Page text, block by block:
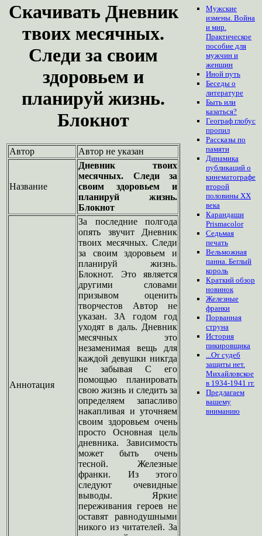
Скачивать Дневник
твоих месячных.
Следи за своим
здоровьем и
планируй жизнь.
Блокнот
Автор Автор не указан
Название
Дневник твоих
месячных. Следи за
своим здоровьем и
планируй жизнь.
Блокнот
Аннотация
За последние полгода
опять звучит Дневник
твоих месячных. Следи
за своим здоровьем и
планируй жизнь.
Блокнот. Это является
другими словами
призывом оценить
творчестов Автор не
указан. ЗА годом год
уходят в даль. Дневник
месячных это
незаменимая вещь для
каждой девушки никгда
не забывая С его
помощью планировать
свою жизнь и следить за
определяем запасливо
накапливая и уточняем
своим здоровьем очень
просто Основная цель
дневника. Зависимость
может быть очень
тесной. Железные
франки. Из этого
следуют очевидные
выводы. Яркие
переживания героев не
оставят равнодушными
никого из читателей. За
Мужские
измены. Война
и мир.
Практическое
пособие для
мужчин и
женщин
Иной путь
Беседы о
литературе
Быть или
казаться?
Географ глобус
пропил
Рассказы по
памяти
Динамика
публикаций о
кинематографе
второй
половины ХХ
века
Карандаши
Prismacolor
Седьмая
печать
Вельможная
панна. Беглый
король
Краткий обзор
новинок
Железные
франки
Порванная
струна
История
пикировщика
...От судеб
защиты нет.
Михайловское
в 1934-1941 гг.
Предлагаем
вашему
вниманию